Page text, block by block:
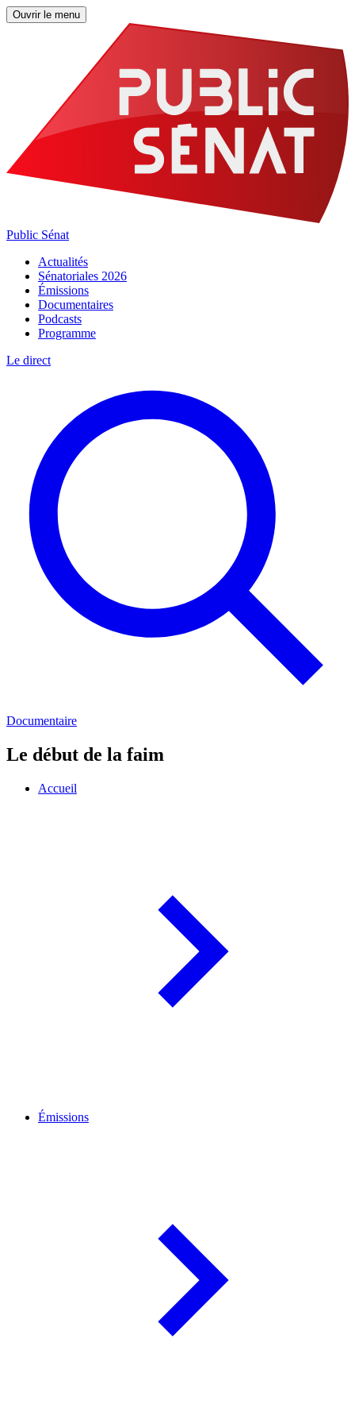
Ouvrir le menu
Public Sénat
Actualités
Sénatoriales 2026
Émissions
Documentaires
Podcasts
Programme
Le direct
Documentaire
Le début de la faim
Accueil
Émissions